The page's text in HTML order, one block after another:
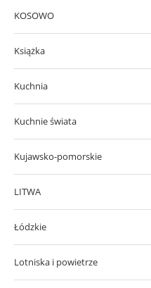
KOSOWO
Książka
Kuchnia
Kuchnie świata
Kujawsko-pomorskie
LITWA
Łódzkie
Lotniska i powietrze